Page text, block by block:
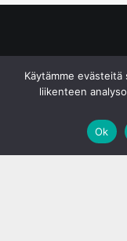
Käytämme
liikenteen
Ok